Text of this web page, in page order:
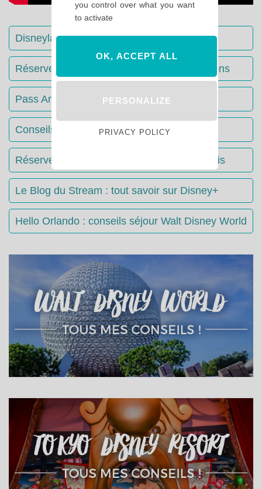
Disneyland Paris : Le guide complet
Réserver votre séjour : toutes les informations
Pass Annuels Disney : informations
Conseils & Astuces Disneyland Paris
Réserver votre restaurant à Disneyland Paris
Le Blog du Stream : tout savoir sur Disney+
Hello Orlando : conseils séjour Walt Disney World
you control over what you want
to activate
OK, ACCEPT ALL
PERSONALIZE
PRIVACY POLICY